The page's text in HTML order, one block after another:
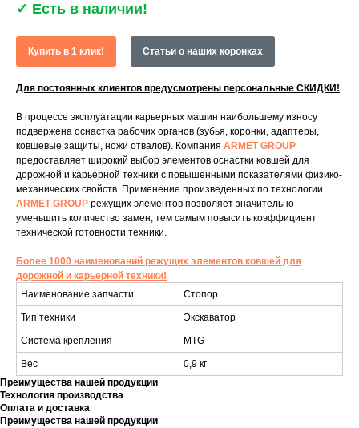
✓ Есть в наличии!
Купить в 1 клик! Статьи о наших коронках
Для постоянных клиентов предусмотрены персональные СКИДКИ!
В процессе эксплуатации карьерных машин наибольшему износу
подвержена оснастка рабочих органов (зубья, коронки, адаптеры,
ковшевые защиты, ножи отвалов). Компания ARMET GROUP
предоставляет широкий выбор элементов оснастки ковшей для
дорожной и карьерной техники с повышенными показателями физико-
механических свойств. Применение произведенных по технологии
ARMET GROUP режущих элементов позволяет значительно
уменьшить количество замен, тем самым повысить коэффициент
технической готовности техники.
Более 1000 наименований режущих элементов ковшей для
дорожной и карьерной техники!
Наименование запчасти
Стопор
Тип техники Экскаватор
Система крепления MTG
Вес
0,9 кг
Преимущества нашей продукции
Технология производства
Оплата и доставка
Преимущества нашей продукции